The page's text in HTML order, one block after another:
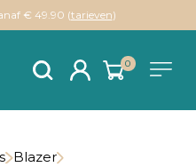
€ 49.90 (tarieven)
0
Blazer